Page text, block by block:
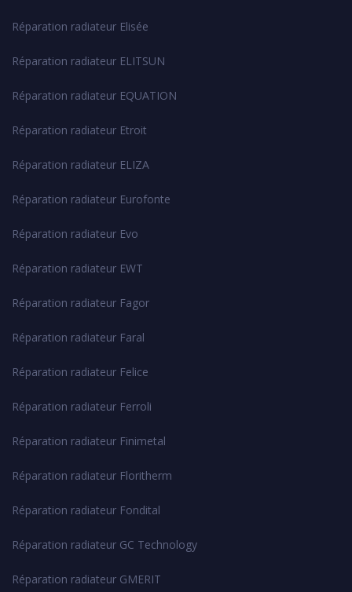
Réparation radiateur Elisée
Réparation radiateur ELITSUN
Réparation radiateur EQUATION
Réparation radiateur Etroit
Réparation radiateur ELIZA
Réparation radiateur Eurofonte
Réparation radiateur Evo
Réparation radiateur EWT
Réparation radiateur Fagor
Réparation radiateur Faral
Réparation radiateur Felice
Réparation radiateur Ferroli
Réparation radiateur Finimetal
Réparation radiateur Floritherm
Réparation radiateur Fondital
Réparation radiateur GC Technology
Réparation radiateur GMERIT